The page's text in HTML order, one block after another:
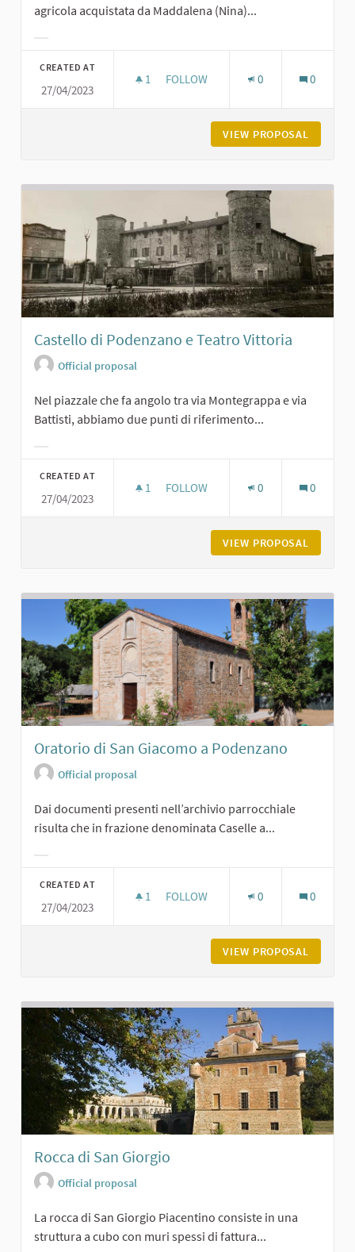
agricola acquistata da Maddalena (Nina)...
CREATED AT
27/04/2023
1 1 FOLLOWER
FOLLOW 0 0
VIEW PROPOSAL
Castello di Podenzano e Teatro Vittoria
Official proposal
Nel piazzale che fa angolo tra via Montegrappa e via
Battisti, abbiamo due punti di riferimento...
CREATED AT
27/04/2023
1 1 FOLLOWER
FOLLOW 0 0
VIEW PROPOSAL
Oratorio di San Giacomo a Podenzano
Official proposal
Dai documenti presenti nell’archivio parrocchiale
risulta che in frazione denominata Caselle a...
CREATED AT
27/04/2023
1 1 FOLLOWER
FOLLOW 0 0
VIEW PROPOSAL
Rocca di San Giorgio
Official proposal
La rocca di San Giorgio Piacentino consiste in una
struttura a cubo con muri spessi di fattura...